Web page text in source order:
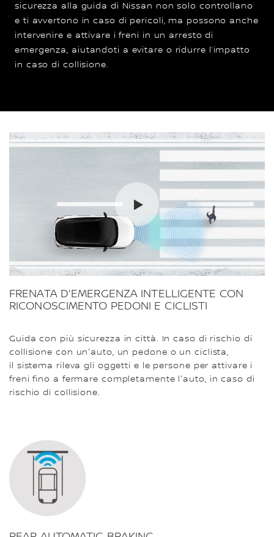
sicurezza alla guida di Nissan non solo controllano
e ti avvertono in caso di pericoli, ma possono anche
intervenire e attivare i freni in un arresto di
emergenza, aiutandoti a evitare o ridurre l’impatto
in caso di collisione.
FRENATA D'EMERGENZA INTELLIGENTE CON
RICONOSCIMENTO PEDONI E CICLISTI
Guida con più sicurezza in città. In caso di rischio di
collisione con un'auto, un pedone o un ciclista,
il sistema rileva gli oggetti e le persone per attivare i
freni fino a fermare completamente l'auto, in caso di
rischio di collisione.